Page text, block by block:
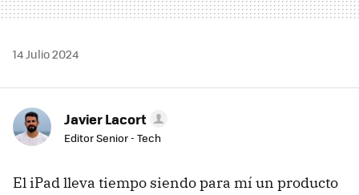
14 Julio 2024
Javier Lacort
Editor Senior - Tech
El iPad lleva tiempo siendo para mí un producto